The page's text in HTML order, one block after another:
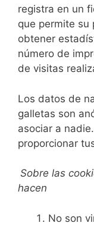
registra en un
que permite su
obtener
número de
de visitas
Los datos de
galletas son
asociar a
proporcionar
Sobre las
hacen
No son